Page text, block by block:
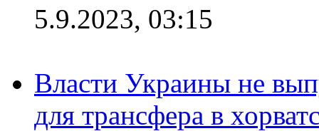
5.9.2023, 03:15
Власти Украины не
для трансфера в